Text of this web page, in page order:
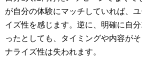
が自分の体験にマッチしていれば、
イズ性を感じます。逆に、明確に自
ったとしても、タイミングや内容が
ナライズ性は失われます。